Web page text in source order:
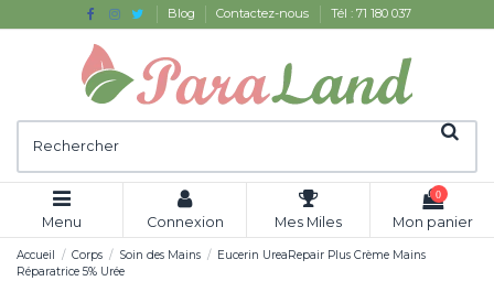
Blog Contactez-nous Tél : 71 180 037
Menu Connexion Mes Miles
0
Mon panier
Accueil Corps Soin des Mains
Eucerin UreaRepair Plus Crème Mains
Réparatrice 5% Urée